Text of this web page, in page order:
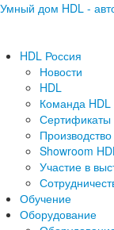
Умный дом HDL -
HDL Россия
Новости
HDL
Команда HDL
Сертификаты
Производство
Showroom
Участие в
Обучение
Оборудование